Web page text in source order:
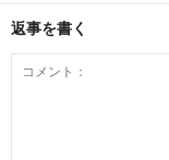
返事を書く